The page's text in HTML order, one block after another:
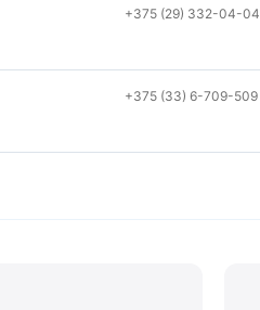
+375 (29) 332-04-04
+375 (33) 6-709-509